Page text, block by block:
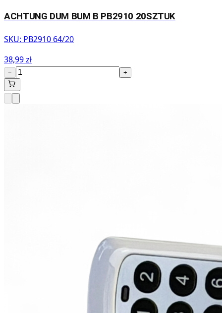
ACHTUNG DUM BUM B PB2910 20SZTUK
SKU: PB2910 64/20
38,99 zł
− +